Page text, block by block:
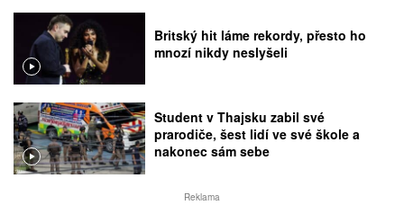
Britský hit láme rekordy, přesto ho
mnozí nikdy neslyšeli
Student v Thajsku zabil své
prarodiče, šest lidí ve své škole a
nakonec sám sebe
Reklama